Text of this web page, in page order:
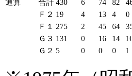
通算
合計 430 6 74 82
Ｆ２ 19 4 13 4 0
Ｆ１
275 2 45 64
Ｇ３ 131 0 16 14
Ｇ２ 5 0 0 0 1